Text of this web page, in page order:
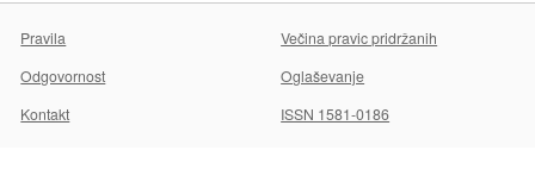
Pravila
Večina pravic pridržanih
Odgovornost
Oglaševanje
Kontakt
ISSN 1581-0186